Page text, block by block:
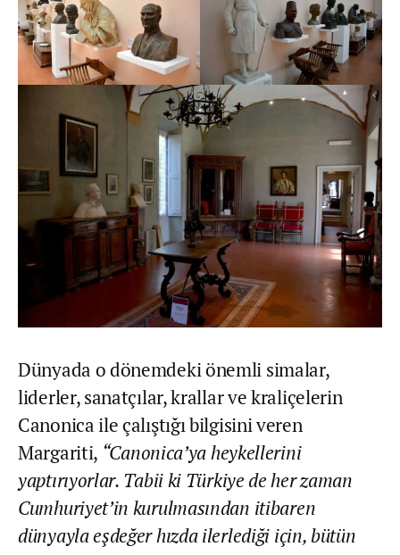
Dünyada o dönemdeki önemli simalar,
liderler, sanatçılar, krallar ve kraliçelerin
Canonica ile çalıştığı bilgisini veren
Margariti, “Canonica’ya heykellerini
yaptırıyorlar. Tabii ki Türkiye de her zaman
Cumhuriyet’in kurulmasından itibaren
dünyayla eşdeğer hızda ilerlediği için, bütün